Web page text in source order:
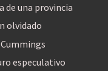
de una provincia
olvidado
especulativo